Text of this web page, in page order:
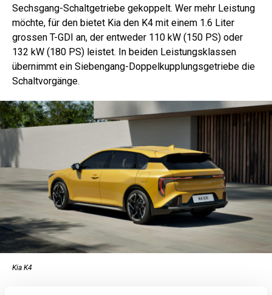
Sechsgang-Schaltgetriebe gekoppelt. Wer mehr Leistung
möchte, für den bietet Kia den K4 mit einem 1.6 Liter
grossen T-GDI an, der entweder 110 kW (150 PS) oder
132 kW (180 PS) leistet. In beiden Leistungsklassen
übernimmt ein Siebengang-Doppelkupplungsgetriebe die
Schaltvorgänge.
Kia K4